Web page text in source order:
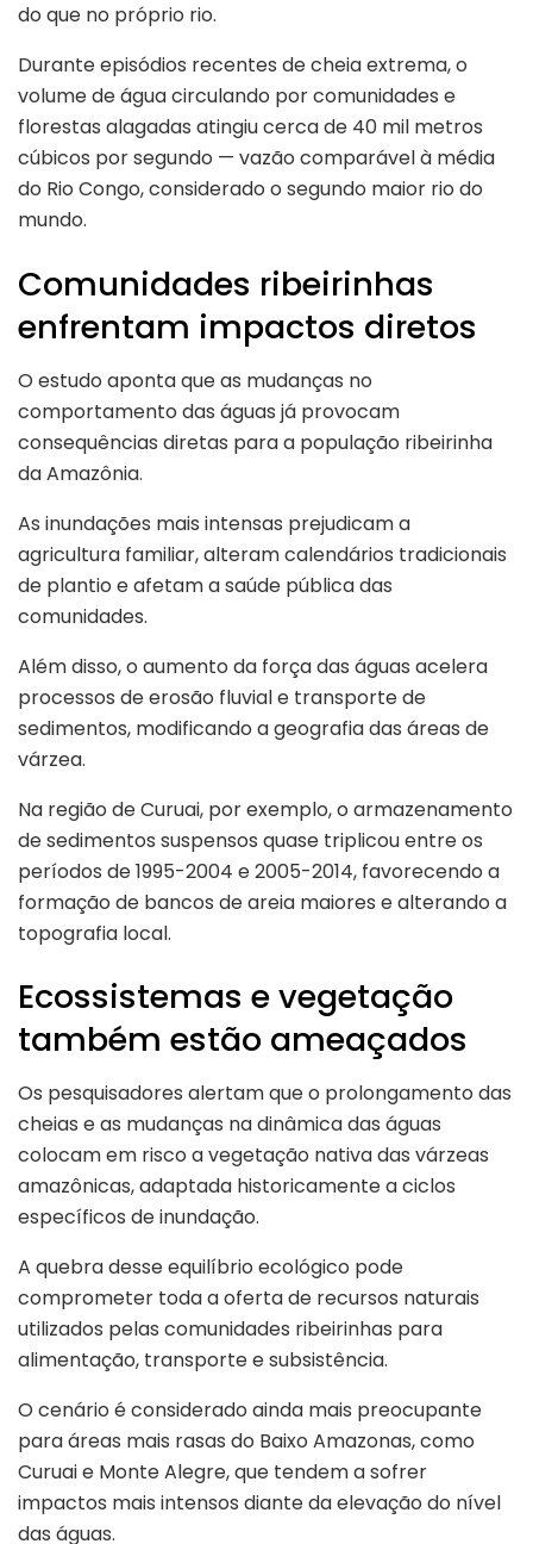
do que no próprio rio.
Durante episódios recentes de cheia extrema, o
volume de água circulando por comunidades e
florestas alagadas atingiu cerca de 40 mil metros
cúbicos por segundo — vazão comparável à média
do Rio Congo, considerado o segundo maior rio do
mundo.
Comunidades ribeirinhas
enfrentam impactos diretos
O estudo aponta que as mudanças no
comportamento das águas já provocam
consequências diretas para a população ribeirinha
da Amazônia.
As inundações mais intensas prejudicam a
agricultura familiar, alteram calendários tradicionais
de plantio e afetam a saúde pública das
comunidades.
Além disso, o aumento da força das águas acelera
processos de erosão fluvial e transporte de
sedimentos, modificando a geografia das áreas de
várzea.
Na região de Curuai, por exemplo, o armazenamento
de sedimentos suspensos quase triplicou entre os
períodos de 1995-2004 e 2005-2014, favorecendo a
formação de bancos de areia maiores e alterando a
topografia local.
Ecossistemas e vegetação
também estão ameaçados
Os pesquisadores alertam que o prolongamento das
cheias e as mudanças na dinâmica das águas
colocam em risco a vegetação nativa das várzeas
amazônicas, adaptada historicamente a ciclos
específicos de inundação.
A quebra desse equilíbrio ecológico pode
comprometer toda a oferta de recursos naturais
utilizados pelas comunidades ribeirinhas para
alimentação, transporte e subsistência.
O cenário é considerado ainda mais preocupante
para áreas mais rasas do Baixo Amazonas, como
Curuai e Monte Alegre, que tendem a sofrer
impactos mais intensos diante da elevação do nível
das águas.